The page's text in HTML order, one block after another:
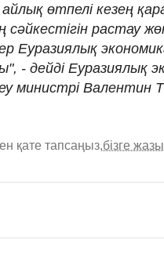
өтпелі кезең
сәйкестігін растау
Еуразиялық
- дейді Еуразиялық
министрі Валентин
қате тапсаңыз,бізге